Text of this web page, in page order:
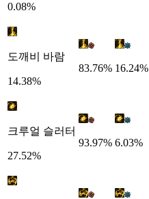
0.08%
도깨비 바람
14.38%
83.76% 16.24%
크루얼 슬러터
27.52%
93.97% 6.03%